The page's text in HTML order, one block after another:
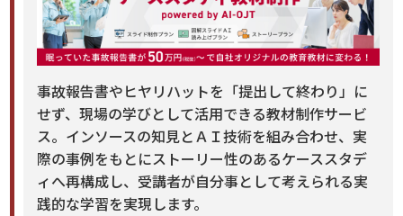
事故報告書やヒヤリハットを「提出して終わり」に
せず、現場の学びとして活用できる教材制作サービ
ス。インソースの知見とＡＩ技術を組み合わせ、実
際の事例をもとにストーリー性のあるケーススタデ
ィへ再構成し、受講者が自分事として考えられる実
践的な学習を実現します。